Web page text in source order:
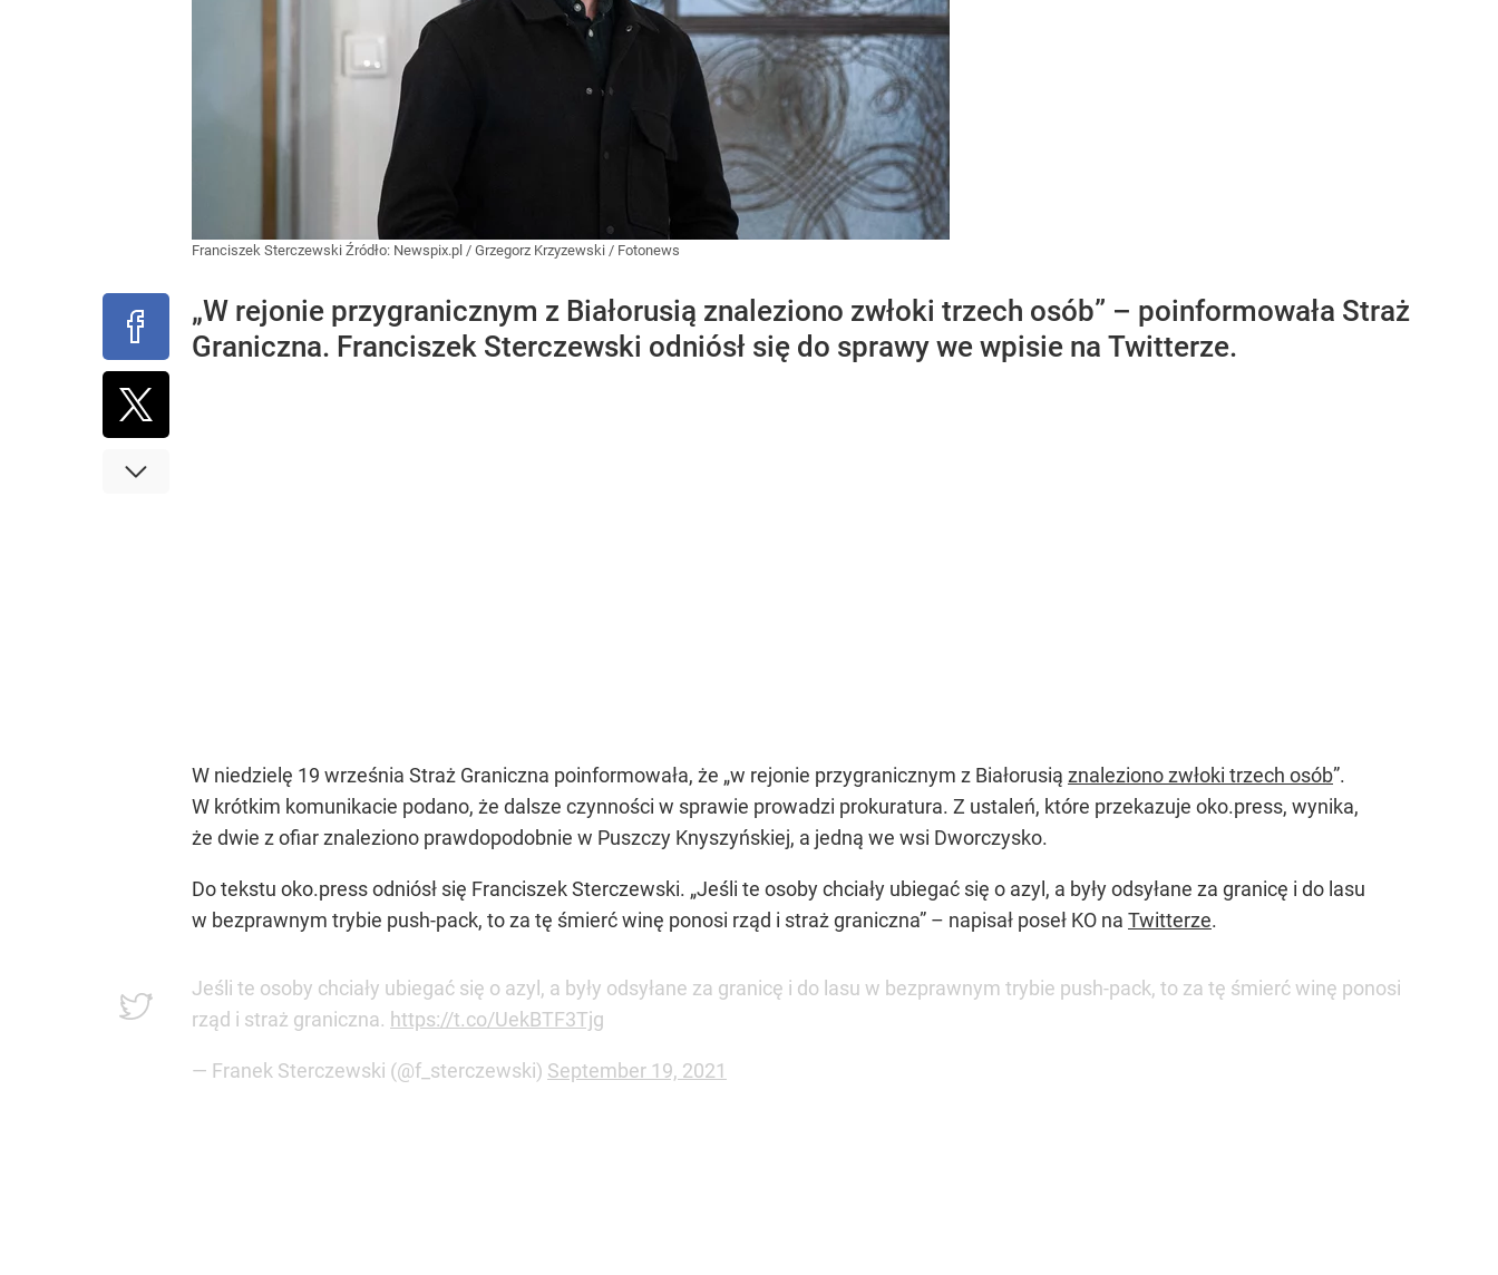
Franciszek Sterczewski Źródło: Newspix.pl / Grzegorz Krzyzewski / Fotonews
„W rejonie przygranicznym z Białorusią znaleziono zwłoki trzech osób” – poinformowała Straż
Graniczna. Franciszek Sterczewski odniósł się do sprawy we wpisie na Twitterze.
W niedzielę 19 września Straż Graniczna poinformowała, że „w rejonie przygranicznym z Białorusią znaleziono zwłoki trzech osób”.
W krótkim komunikacie podano, że dalsze czynności w sprawie prowadzi prokuratura. Z ustaleń, które przekazuje oko.press, wynika,
że dwie z ofiar znaleziono prawdopodobnie w Puszczy Knyszyńskiej, a jedną we wsi Dworczysko.
Do tekstu oko.press odniósł się Franciszek Sterczewski. „Jeśli te osoby chciały ubiegać się o azyl, a były odsyłane za granicę i do lasu
w bezprawnym trybie push-pack, to za tę śmierć winę ponosi rząd i straż graniczna” – napisał poseł KO na Twitterze.
Jeśli te osoby chciały ubiegać się o azyl, a były odsyłane za granicę i do lasu w bezprawnym trybie push-pack, to za tę śmierć winę ponosi
rząd i straż graniczna. https://t.co/UekBTF3Tjg
— Franek Sterczewski (@f_sterczewski) September 19, 2021